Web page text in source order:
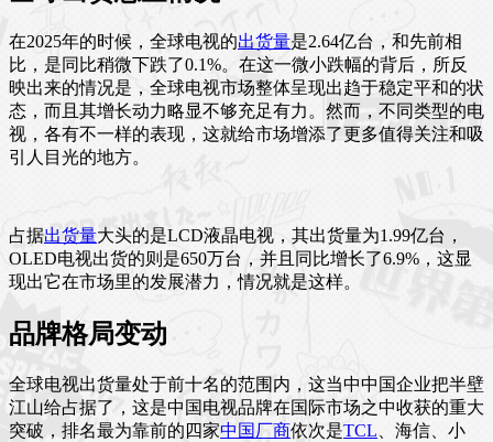
在2025年的时候，全球电视的出货量是2.64亿台，和先前相
比，是同比稍微下跌了0.1%。在这一微小跌幅的背后，所反
映出来的情况是，全球电视市场整体呈现出趋于稳定平和的状
态，而且其增长动力略显不够充足有力。然而，不同类型的电
视，各有不一样的表现，这就给市场增添了更多值得关注和吸
引人目光的地方。
占据出货量大头的是LCD液晶电视，其出货量为1.99亿台，
OLED电视出货的则是650万台，并且同比增长了6.9%，这显
现出它在市场里的发展潜力，情况就是这样。
品牌格局变动
全球电视出货量处于前十名的范围内，这当中中国企业把半壁
江山给占据了，这是中国电视品牌在国际市场之中收获的重大
突破，排名最为靠前的四家中国厂商依次是TCL 、海信、小